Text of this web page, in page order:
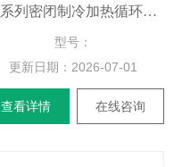
ZT系列密闭制冷加热循环装置
型号：
更新日期： 2026-07-01
查看详情 在线咨询